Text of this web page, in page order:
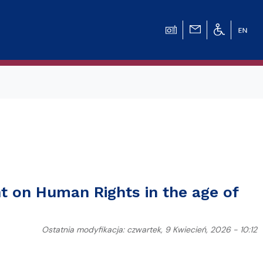
on Human Rights in the age of
Ostatnia modyfikacja: czwartek, 9 Kwiecień, 2026 - 10:12